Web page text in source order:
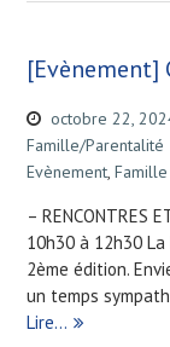
[Evènement]
octobre 22,
Famille/Parentalité
Evènement, Famille
– RENCONTRES
10h30 à 12h30
2ème édition.
un temps
Lire…